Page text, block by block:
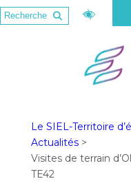
Le SIEL-Territoire
Actualités >
Visites de terrain
TE42